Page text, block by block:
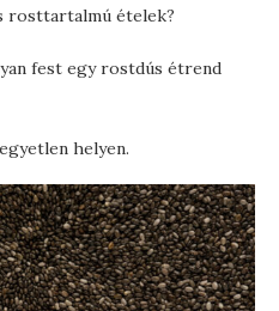
rosttartalmú ételek?
fest egy rostdús étrend
helyen.